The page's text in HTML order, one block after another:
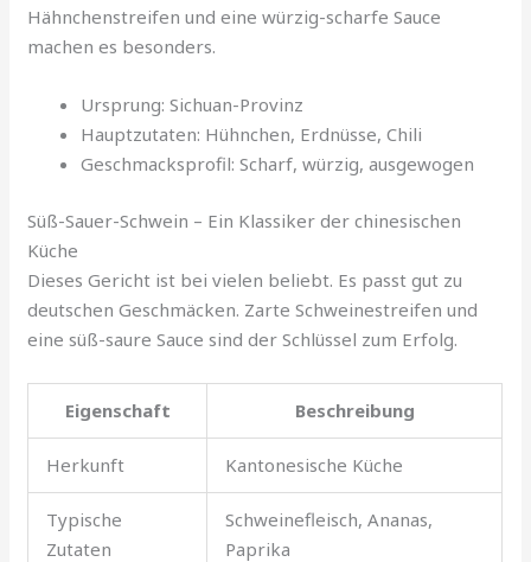
Hähnchenstreifen und eine würzig-scharfe Sauce
machen es besonders.
Ursprung: Sichuan-Provinz
Hauptzutaten: Hühnchen, Erdnüsse, Chili
Geschmacksprofil: Scharf, würzig, ausgewogen
Süß-Sauer-Schwein – Ein Klassiker der chinesischen
Küche
Dieses Gericht ist bei vielen beliebt. Es passt gut zu
deutschen Geschmäcken. Zarte Schweinestreifen und
eine süß-saure Sauce sind der Schlüssel zum Erfolg.
Eigenschaft Beschreibung
Herkunft Kantonesische Küche
Typische
Zutaten
Schweinefleisch, Ananas,
Paprika